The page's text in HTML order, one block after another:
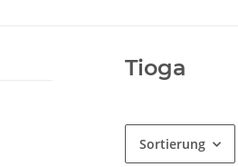
Tioga
Sortierung